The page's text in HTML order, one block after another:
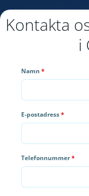
Kontakta
i
Namn *
E-postadress*
Telefonnummer*